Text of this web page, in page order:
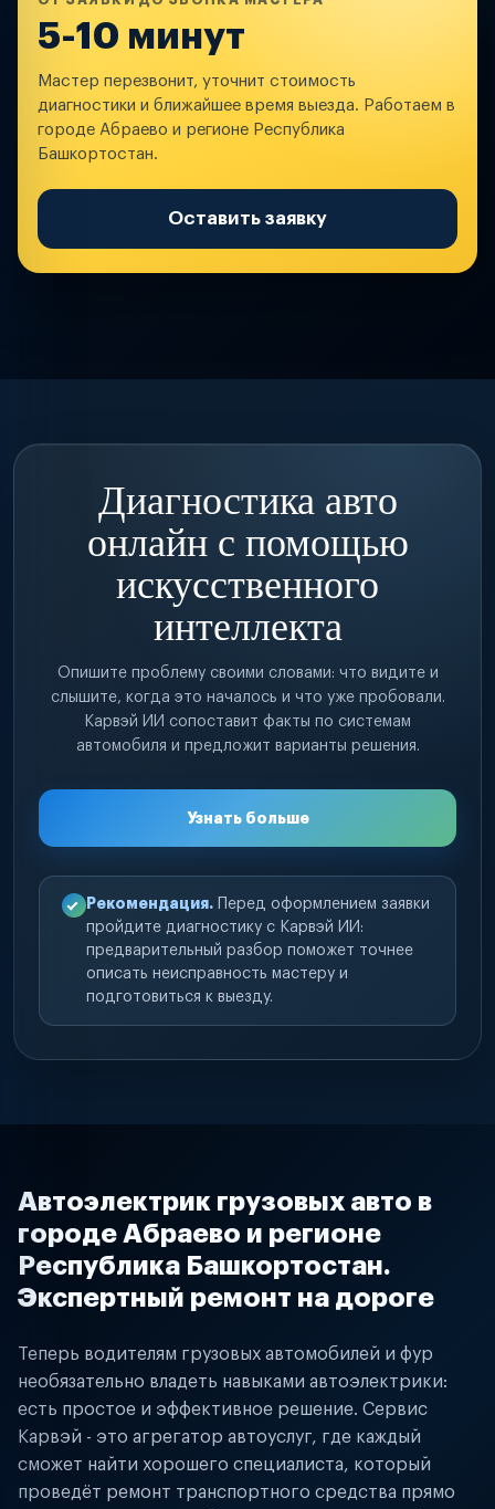
5-10 минут
Мастер перезвонит, уточнит стоимость
диагностики и ближайшее время выезда. Работаем в
городе Абраево и регионе Республика
Башкортостан.
Оставить заявку
Диагностика авто
онлайн с помощью
искусственного
интеллекта
Опишите проблему своими словами: что видите и
слышите, когда это началось и что уже пробовали.
Карвэй ИИ сопоставит факты по системам
автомобиля и предложит варианты решения.
Узнать больше
Рекомендация. Перед оформлением заявки
пройдите диагностику с Карвэй ИИ:
предварительный разбор поможет точнее
описать неисправность мастеру и
подготовиться к выезду.
Автоэлектрик грузовых авто в
городе Абраево и регионе
Республика Башкортостан.
Экспертный ремонт на дороге
Теперь водителям грузовых автомобилей и фур
необязательно владеть навыками автоэлектрики:
есть простое и эффективное решение. Сервис
Карвэй - это агрегатор автоуслуг, где каждый
сможет найти хорошего специалиста, который
проведёт ремонт транспортного средства прямо